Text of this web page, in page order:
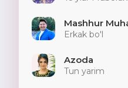
Erkak bo'l
Azoda
Tun yarim